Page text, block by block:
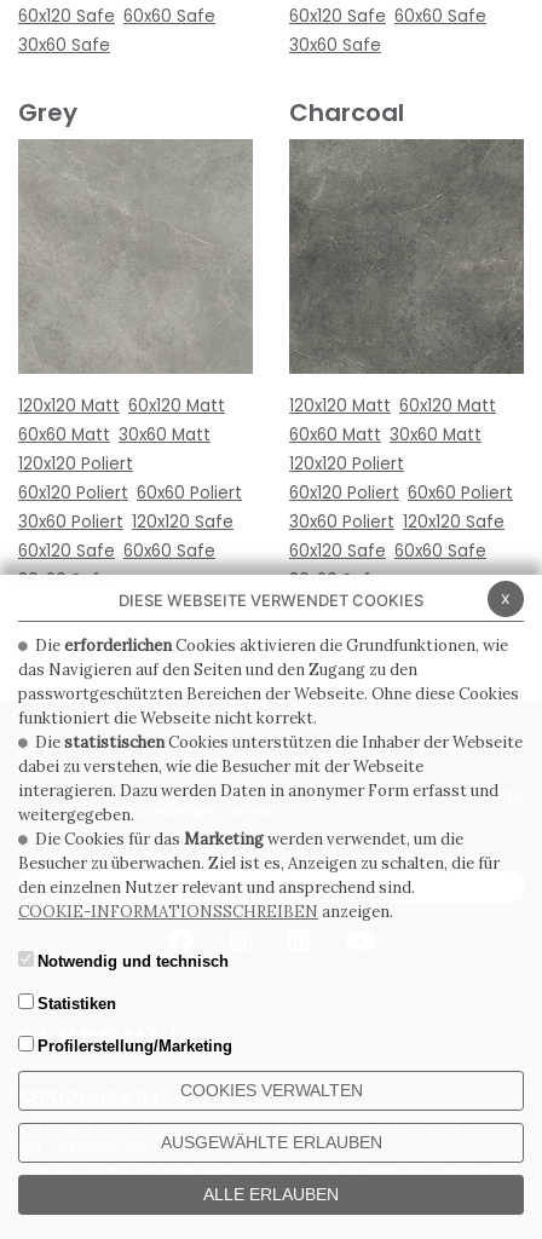
60x120 Safe 60x60 Safe
30x60 Safe
60x120 Safe 60x60 Safe
30x60 Safe
Grey
120x120 Matt 60x120 Matt
60x60 Matt 30x60 Matt
120x120 Poliert
60x120 Poliert 60x60 Poliert
30x60 Poliert 120x120 Safe
60x120 Safe 60x60 Safe
30x60 Safe
Charcoal
120x120 Matt 60x120 Matt
60x60 Matt 30x60 Matt
120x120 Poliert
60x120 Poliert 60x60 Poliert
30x60 Poliert 120x120 Safe
60x120 Safe 60x60 Safe
30x60 Safe
Via Emilia Ponente, 1000 - 48014 Castel Bolognese (RA) Italy
Tel. +39.0546.652111 - Email: info@cerdomus.com
Codice Fiscale e numero iscrizione al registro imprese di Ravenna
02620780391 - REA RA 217992 - Capitale Sociale Euro 20.000.000 i.v.
PRIVACY POLICY COOKIE POLICY
ALLGEMEINE
VERKAUFSBEDINGUNGEN
WHISTLEBLOWING
ABONNIEREN SIE DEN NEWSLETTER
x
DIESE WEBSEITE VERWENDET COOKIES
DieerforderlichenCookies aktivieren die Grundfunktionen, wie
das Navigieren auf den Seiten und den Zugang zu den
passwortgeschützten Bereichen der Webseite. Ohne diese Cookies
funktioniert die Webseite nicht korrekt.
DiestatistischenCookies unterstützen die Inhaber der Webseite
dabei zu verstehen, wie die Besucher mit der Webseite
interagieren. Dazu werden Daten in anonymer Form erfasst und
weitergegeben.
Die Cookies für das Marketingwerden verwendet, um die
Besucher zu überwachen. Ziel ist es, Anzeigen zu schalten, die für
den einzelnen Nutzer relevant und ansprechend sind.
COOKIE-INFORMATIONSSCHREIBEN anzeigen.
Notwendig und technisch
Statistiken
Profilerstellung/Marketing
COOKIES VERWALTEN
AUSGEWÄHLTE ERLAUBEN
ALLE ERLAUBEN